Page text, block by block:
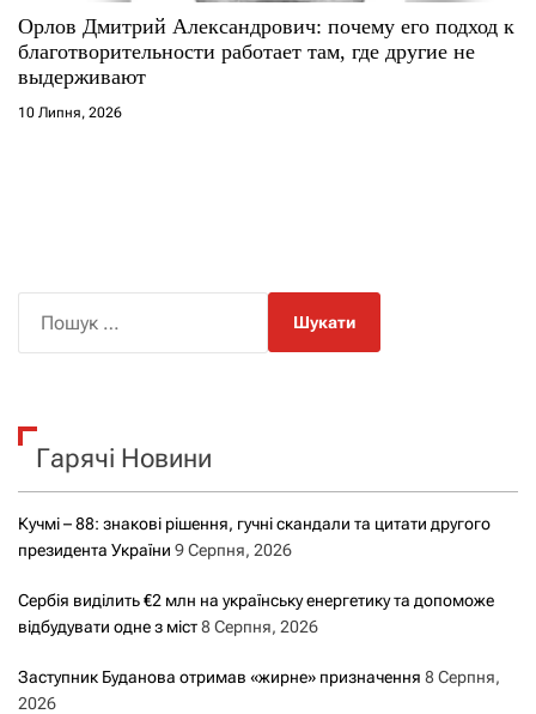
Орлов Дмитрий Александрович: почему его подход к
благотворительности работает там, где другие не
выдерживают
10 Липня, 2026
к
Гарячі Новини
Кучмі – 88: знакові рішення, гучні скандали та цитати другого
президента України 9 Серпня, 2026
Сербія виділить €2 млн на українську енергетику та допоможе
відбудувати одне з міст8 Серпня, 2026
Заступник Буданова отримав «жирне» призначення 8 Серпня,
2026